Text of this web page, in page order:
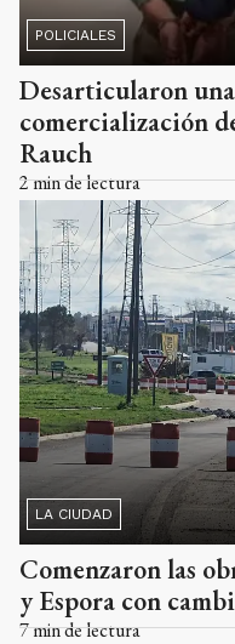
POLICIALES
Desarticularon
comercialización
Rauch
2min de lectura
LA CIUDAD
Comenzaron las
y Espora con
7min de lectura